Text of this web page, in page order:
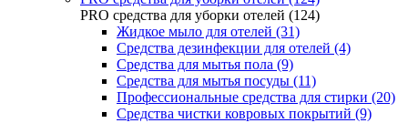
PRO средства для уборки отелей (124)
Жидкое мыло для отелей (31)
Средства дезинфекции для отелей (4)
Средства для мытья пола (9)
Средства для мытья посуды (11)
Профессиональные средства для стирки (20)
Средства чистки ковровых покрытий (9)